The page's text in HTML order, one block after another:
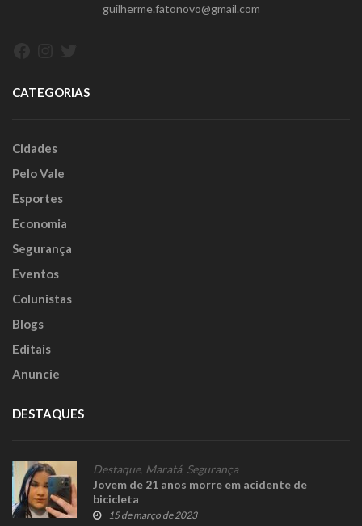
guilherme.fatonovo@gmail.com
CATEGORIAS
Cidades
Pelo Vale
Esportes
Economia
Segurança
Eventos
Colunistas
Blogs
Editais
Anuncie
DESTAQUES
Destaque, Maratá, Segurança
Jovem de 21 anos morre em acidente de
bicicleta
15 de março de 2023